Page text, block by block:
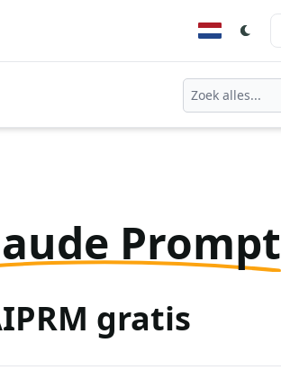
Prompt
gratis